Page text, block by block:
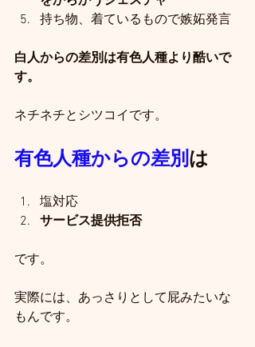
持ち物、着ているもので嫉妬発言
白人からの差別は有色人種より酷いで
す。
ネチネチとシツコイです。
有色人種からの差別 は
塩対応
サービス提供拒否
です。
実際には、あっさりとして屁みたいな
もんです。